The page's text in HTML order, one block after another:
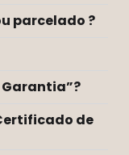
parcelado ?
Garantia”?
de